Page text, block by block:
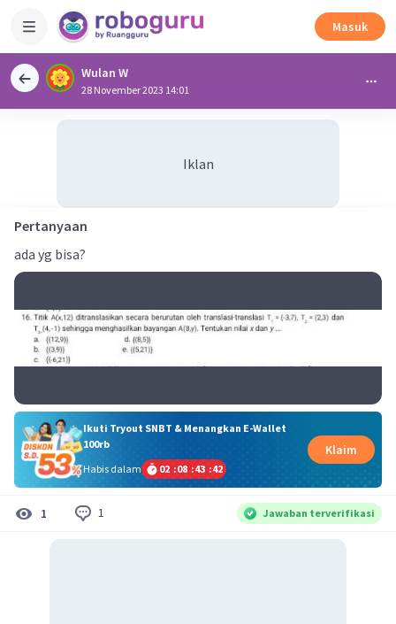
Masuk
Wulan W
28 November 2023 14:01
Iklan
Pertanyaan
ada yg bisa?
Ikuti Tryout SNBT & Menangkan E-Wallet
100rb
Habis dalam
02 :08 :43 :41
Klaim
1 1 Jawaban terverifikasi